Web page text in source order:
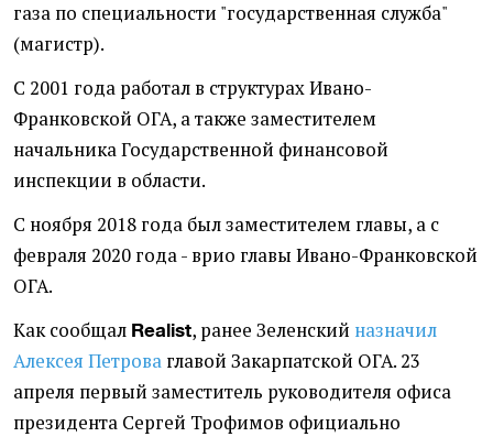
газа по специальности "государственная служба"
(магистр).
С 2001 года работал в структурах Ивано-
Франковской ОГА, а также заместителем
начальника Государственной финансовой
инспекции в области.
С ноября 2018 года был заместителем главы, а с
февраля 2020 года - врио главы Ивано-Франковской
ОГА.
Как сообщал Realist, ранее Зеленский назначил
Алексея Петрова главой Закарпатской ОГА. 23
апреля первый заместитель руководителя офиса
президента Сергей Трофимов официально